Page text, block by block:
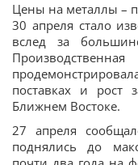
Цены на металлы –
30 апреля стало
вслед за
поставках и рост
Ближнем Востоке.
27 апреля
поднялись до